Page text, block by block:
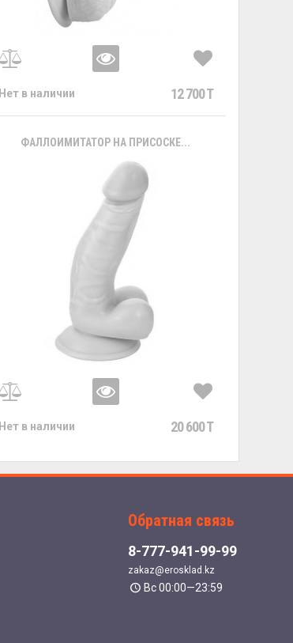
Нет в наличии 12 700 T
ФАЛЛОИМИТАТОР НА ПРИСОСКЕ...
Нет в наличии 20 600 T
Обратная связь
8-777-941-99-99
zakaz@erosklad.kz
Вс 00:00—23:59